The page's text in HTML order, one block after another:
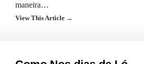
maneira…
View This Article →